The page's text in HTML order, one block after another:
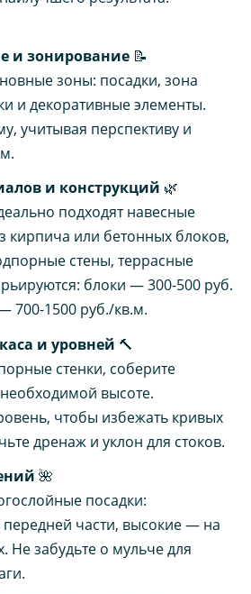
и зонирование 📝
зоны: посадки, зона
и декоративные элементы.
учитывая перспективу и
и конструкций 🌿
подходят навесные
кирпича или бетонных блоков,
стены, террасные
блоки — 300-500 руб.
700-1500 руб./кв.м.
и уровней 🔨
стенки, соберите
высоте.
чтобы избежать кривых
дренаж и уклон для стоков.
🌺
посадки:
части, высокие — на
Не забудьте о мульче для